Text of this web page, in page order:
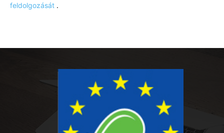
feldolgozását .